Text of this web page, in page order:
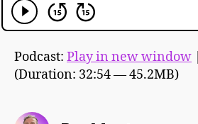
Podcast: Play in new window
(Duration: 32:54 — 45.2MB)